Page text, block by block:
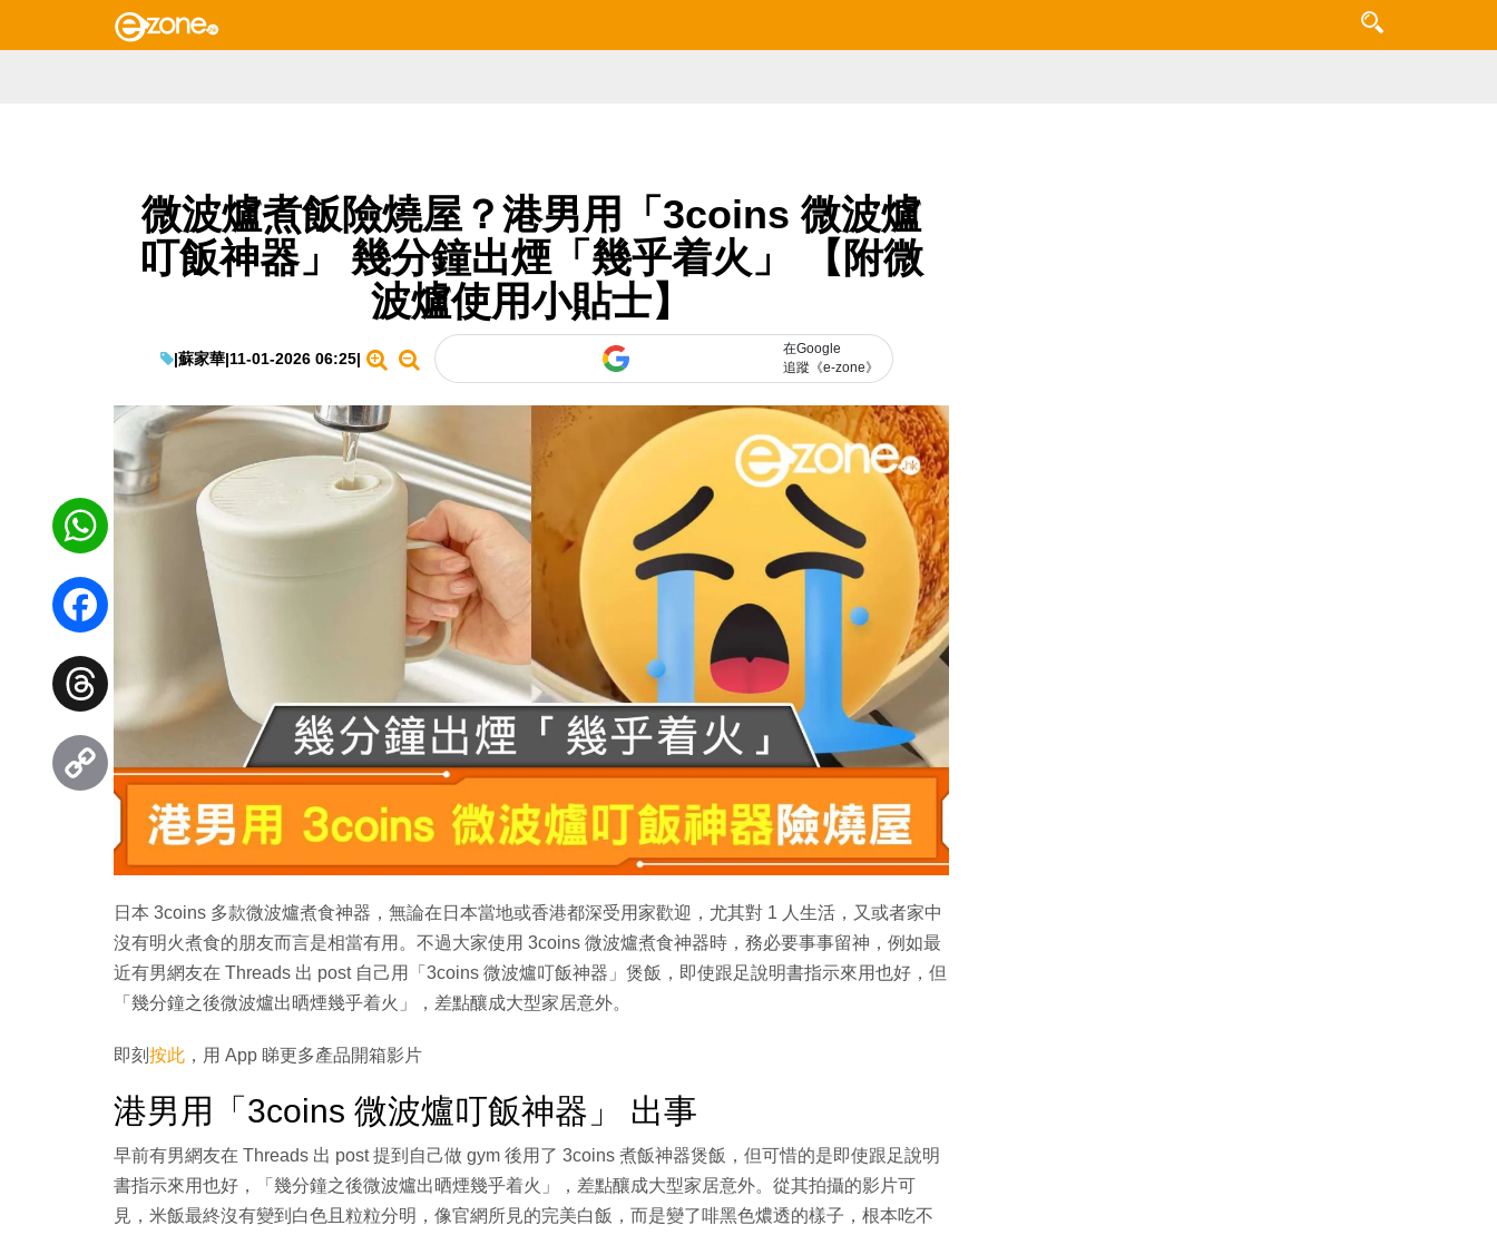
微波爐煮飯險燒屋？港男用「3coins 微波爐
叮飯神器」 幾分鐘出煙「幾乎着火」 【附微
波爐使用小貼士】
|蘇家華|11-01-2026 06:25|
在Google
追蹤《e-zone》
日本 3coins 多款微波爐煮食神器，無論在日本當地或香港都深受用家歡迎，尤其對 1 人生活，又或者家中
沒有明火煮食的朋友而言是相當有用。不過大家使用 3coins 微波爐煮食神器時，務必要事事留神，例如最
近有男網友在 Threads 出 post 自己用「3coins 微波爐叮飯神器」煲飯，即使跟足說明書指示來用也好，但
「幾分鐘之後微波爐出晒煙幾乎着火」，差點釀成大型家居意外。
即刻 按此 ，用 App 睇更多產品開箱影片
港男用「3coins 微波爐叮飯神器」 出事
早前有男網友在 Threads 出 post 提到自己做 gym 後用了 3coins 煮飯神器煲飯，但可惜的是即使跟足說明
書指示來用也好，「幾分鐘之後微波爐出晒煙幾乎着火」，差點釀成大型家居意外。從其拍攝的影片可
見，米飯最終沒有變到白色且粒粒分明，像官網所見的完美白飯，而是變了啡黑色燶透的樣子，根本吃不
WhatsApp
Facebook
Threads